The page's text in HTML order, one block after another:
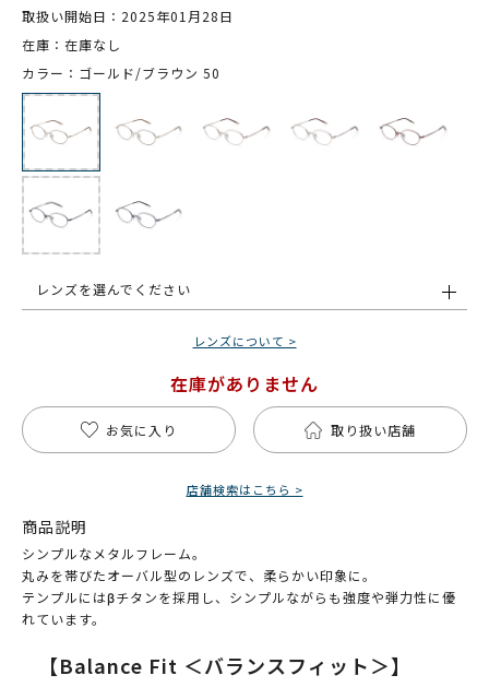
取扱い開始日：2025年01月28日
在庫：在庫なし
カラー：ゴールド/ブラウン 50
レンズを選んでください
レンズについて >
在庫がありません
お気に入り 取り扱い店舗
店舗検索はこちら >
商品説明
シンプルなメタルフレーム。
丸みを帯びたオーバル型のレンズで、柔らかい印象に。
テンプルにはβチタンを採用し、シンプルながらも強度や弾力性に優
れています。
【Balance Fit ＜バランスフィット＞】